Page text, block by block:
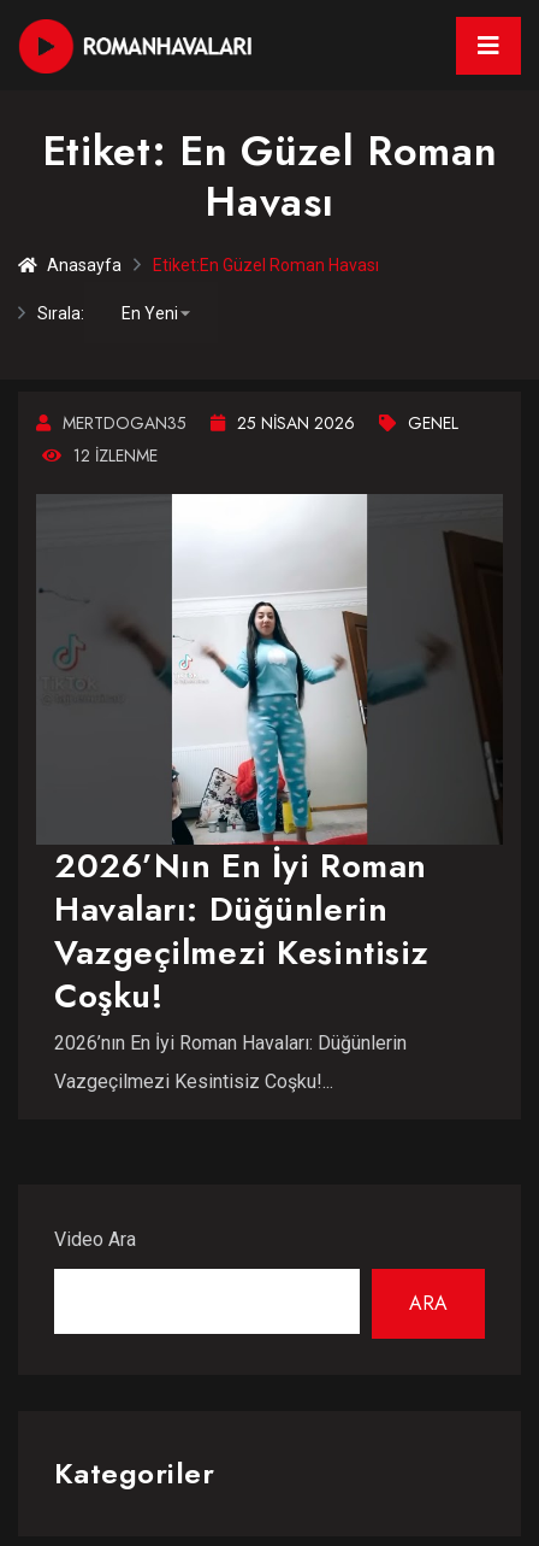
Etiket: En Güzel Roman
Havası
Anasayfa Etiket:En Güzel Roman Havası
Sırala:
MERTDOGAN35 25 NISAN 2026
GENEL
12 IZLENME
2026’nın En İyi Roman
Havaları: Düğünlerin
Vazgeçilmezi Kesintisiz
Coşku!
2026’nın En İyi Roman Havaları: Düğünlerin
Vazgeçilmezi Kesintisiz Coşku!...
Video Ara
ARA
Kategoriler